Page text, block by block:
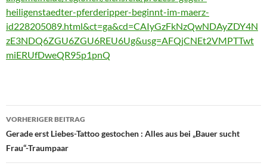
heiligenstaedter-pferderipper-beginnt-im-maerz-
id228205089.html&ct=ga&cd=CAIyGzFkNzQwNDAyZDY4N
zE3NDQ6ZGU6ZGU6REU6Ug&usg=AFQjCNEt2VMPTTwt
miERUfDweQR95p1pnQ
Beitragsnavigation
VORHERIGER BEITRAG
Gerade erst Liebes-Tattoo gestochen : Alles aus bei „Bauer sucht
Frau“-Traumpaar